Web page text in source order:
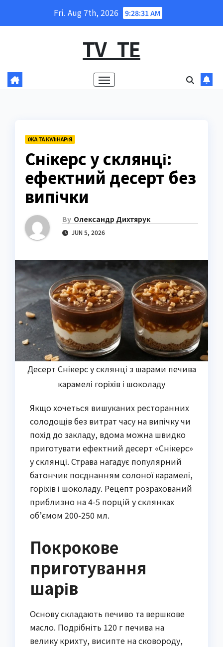
Fri. Aug 7th, 2026 9:28:32 AM
TV_TE
ЇЖА ТА КУЛІНАРІЯ
Снікерс у склянці:
ефектний десерт без
випічки
By Олександр Дихтярук
JUN 5, 2026
Десерт Снікерс у склянці з шарами печива
карамелі горіхів і шоколаду
Якщо хочеться вишуканих ресторанних
солодощів без витрат часу на випічку чи
похід до закладу, вдома можна швидко
приготувати ефектний десерт «Снікерс»
у склянці. Страва нагадує популярний
батончик поєднанням солоної карамелі,
горіхів і шоколаду. Рецепт розрахований
приблизно на 4-5 порцій у склянках
об’ємом 200-250 мл.
Покрокове
приготування
шарів
Основу складають печиво та вершкове
масло. Подрібніть 120 г печива на
велику крихту, висипте на сковороду,